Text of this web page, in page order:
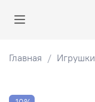
Главная Игрушки